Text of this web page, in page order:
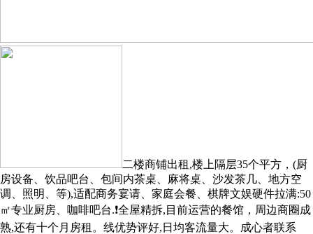
二楼商铺出租,楼上隔层35个平方，(厨
房设备、饮品吧台、包间内茶桌、麻将桌、沙发茶几、地方空
调、照明、等),适配商务宴请、家庭会餐、棋牌文娱硬件拉满:50
㎡专业厨房、咖啡吧台.❗️全屋精拆,目前运营的餐馆，周边商圈成
熟,还有十个月房租。线优势评好,日均客流量大。成心者联系